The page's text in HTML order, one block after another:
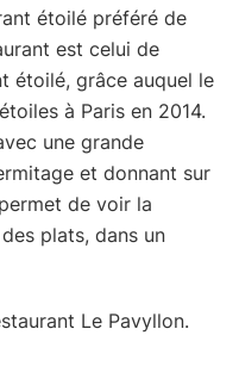
étoilé préféré de
est celui de
étoilé, grâce auquel le
à Paris en 2014.
une grande
et donnant sur
de voir la
plats, dans un